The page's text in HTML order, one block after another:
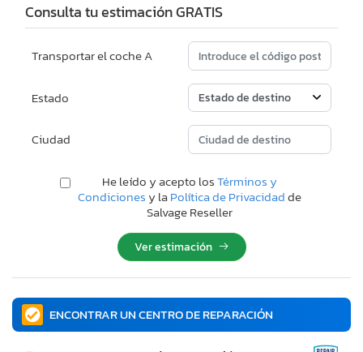
Consulta tu estimación GRATIS
Transportar el coche A
Estado
Ciudad
He leído y acepto losTérminos y
Condiciones y laPolítica de Privacidadde
Salvage Reseller
Ver estimación
ENCONTRAR UN CENTRO DE REPARACIÓN